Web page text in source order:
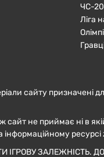
ЧC-
Ліга
сайту призначені
не приймає ні в
ІГРОВУ ЗАЛЕЖНІСТЬ.